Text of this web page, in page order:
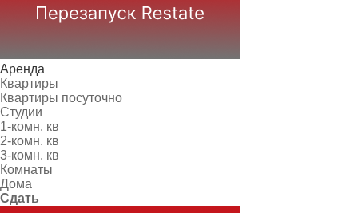
Аренда
Квартиры
Квартиры посуточно
Студии
1-комн. кв
2-комн. кв
3-комн. кв
Комнаты
Дома
Сдать